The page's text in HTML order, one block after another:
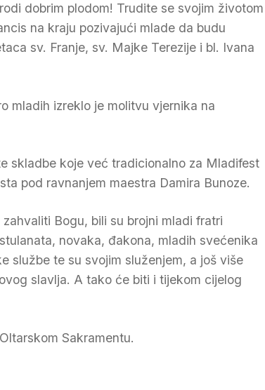
dobrim plodom! Trudite se svojim životom
na kraju pozivajući mlade da budu
sv. Franje, sv. Majke Terezije i bl. Ivana
mladih izreklo je molitvu vjernika na
skladbe koje već tradicionalno za Mladifest
pod ravnanjem maestra Damira Bunoze.
Bogu, bili su brojni mladi fratri
novaka, đakona, mladih svećenika
službe te su svojim služenjem, a još više
slavlja. A tako će biti i tijekom cijelog
Sakramentu.